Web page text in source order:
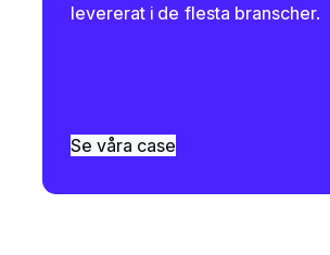
levererat i de flesta branscher.
Se våra case